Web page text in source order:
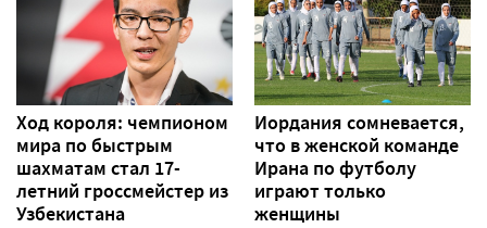
Ход короля: чемпионом
мира по быстрым
шахматам стал 17-
летний гроссмейстер из
Узбекистана
Иордания сомневается,
что в женской команде
Ирана по футболу
играют только
женщины